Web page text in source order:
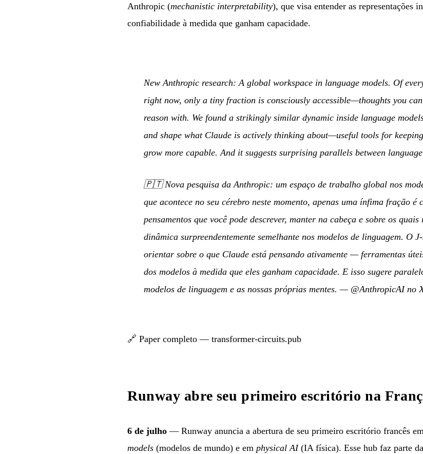
Anthropic (mechanistic interpretability), que visa entender as representações
confiabilidade à medida que ganham capacidade.
New Anthropic research: A global workspace in language models. Of
right now, only a tiny fraction is consciously accessible—thoughts you
reason with. We found a strikingly similar dynamic inside language
and shape what Claude is actively thinking about—useful tools for
grow more capable. And it suggests surprising parallels between
🇵🇹Nova pesquisa da Anthropic: um espaço de trabalho global nos
que acontece no seu cérebro neste momento, apenas uma ínfima fração é
pensamentos que você pode descrever, manter na cabeça e sobre os
dinâmica surpreendentemente semelhante nos modelos de linguagem. O
orientar sobre o que Claude está pensando ativamente — ferramentas
dos modelos à medida que eles ganham capacidade. E isso sugere
modelos de linguagem e as nossas próprias mentes. — @AnthropicAI no
🔗 Paper completo — transformer-circuits.pub
Runway abre seu primeiro escritório na
6 de julho — Runway anuncia a abertura de seu primeiro escritório francês
models (modelos de mundo) e em physical AI(IA física). Esse hub faz parte